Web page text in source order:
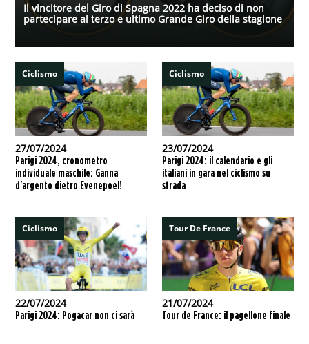
Il vincitore del Giro di Spagna 2022 ha deciso di non
partecipare al terzo e ultimo Grande Giro della stagione
Ciclismo
27/07/2024
Parigi 2024, cronometro
individuale maschile: Ganna
d'argento dietro Evenepoel!
Ciclismo
23/07/2024
Parigi 2024: il calendario e gli
italiani in gara nel ciclismo su
strada
Ciclismo
22/07/2024
Parigi 2024: Pogacar non ci sarà
Tour De France
21/07/2024
Tour de France: il pagellone finale